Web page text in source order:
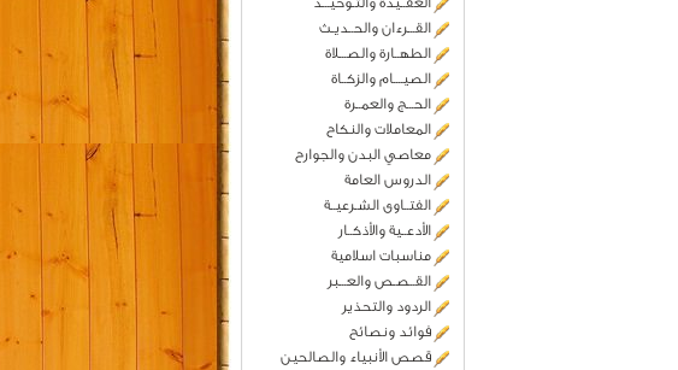
القـــرءان والحــديـث
الطهــارة والصـــلاة
الصيــــام والزكــاة
الحـــج والعمــرة
المعاملات والنكاح
معاصي البدن والجوارح
الدروس العامة
الفتــاوى الشـرعيــة
الأدعــية والأذكــار
مناسبات اسلامية
القــصـص والعـــبر
الردود والتحذير
فوائد ونصائح
قصص الأنبياء والصالحين